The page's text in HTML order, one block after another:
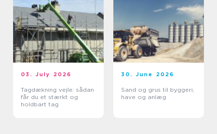
03. July 2026
Tagdækning vejle: sådan
får du et stærkt og
holdbart tag
30. June 2026
Sand og grus til byggeri,
have og anlæg